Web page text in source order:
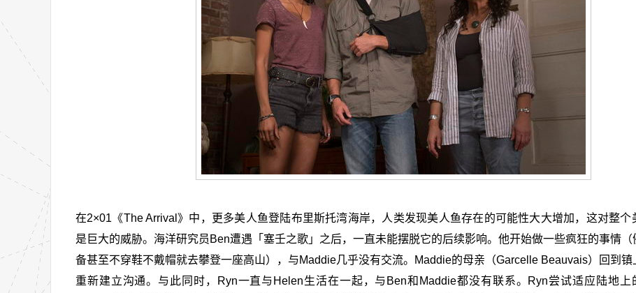
在2×01《The Arrival》中，更多美人鱼登陆布里斯托湾海岸，人类发现美人鱼存在的可能性大大增加，这对整个
是巨大的威胁。海洋研究员Ben遭遇「塞壬之歌」之后，一直未能摆脱它的后续影响。他开始做一些疯狂的事情
备甚至不穿鞋不戴帽就去攀登一座高山），与Maddie几乎没有交流。Maddie的母亲（Garcelle Beauvais）回到镇
重新建立沟通。与此同时，Ryn一直与Helen生活在一起，与Ben和Maddie都没有联系。Ryn尝试适应陆地上